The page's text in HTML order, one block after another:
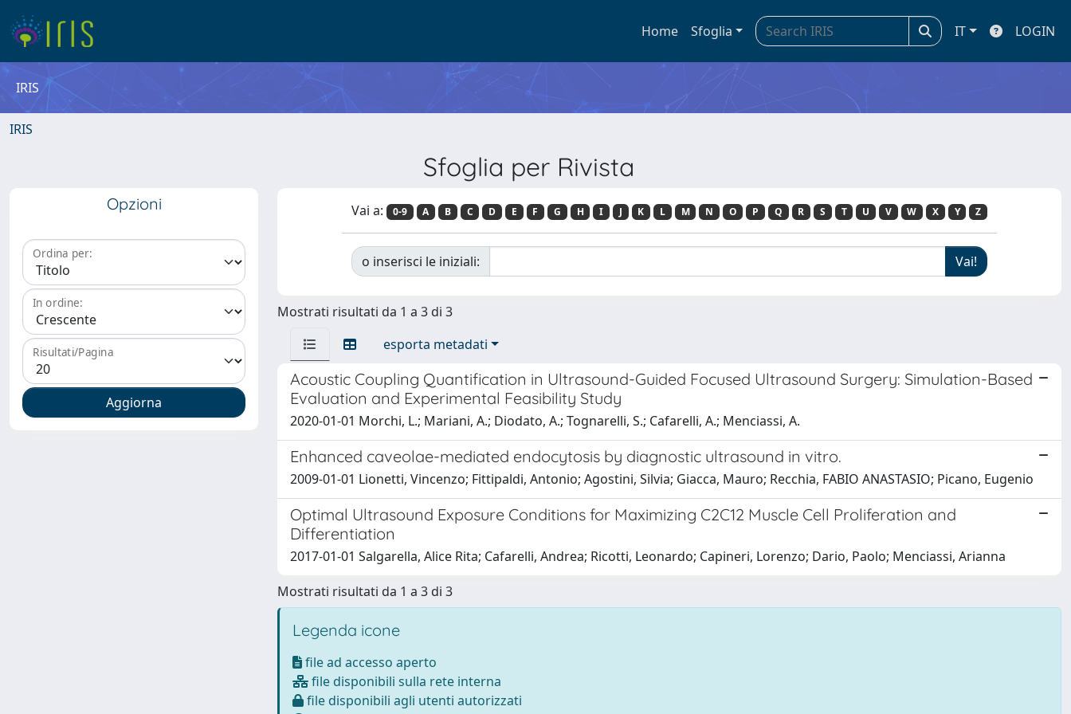
Home Sfoglia IT LOGIN
IRIS
IRIS
Sfoglia per Rivista
Opzioni
Ordina per:
In ordine:
Risultati/Pagina
Vai a: 0-9 A B C D E F G H I J K L M N O P Q R S T U V W X Y Z
o inserisci le iniziali:
Mostrati risultati da 1 a 3 di 3
esporta metadati
Acoustic Coupling Quantification in Ultrasound-Guided Focused Ultrasound Surgery: Simulation-Based
Evaluation and Experimental Feasibility Study
2020-01-01 Morchi, L.; Mariani, A.; Diodato, A.; Tognarelli, S.; Cafarelli, A.; Menciassi, A.
Enhanced caveolae-mediated endocytosis by diagnostic ultrasound in vitro.
2009-01-01 Lionetti, Vincenzo; Fittipaldi, Antonio; Agostini, Silvia; Giacca, Mauro; Recchia, FABIO ANASTASIO; Picano, Eugenio
Optimal Ultrasound Exposure Conditions for Maximizing C2C12 Muscle Cell Proliferation and
Differentiation
2017-01-01 Salgarella, Alice Rita; Cafarelli, Andrea; Ricotti, Leonardo; Capineri, Lorenzo; Dario, Paolo; Menciassi, Arianna
Mostrati risultati da 1 a 3 di 3
Legenda icone
file ad accesso aperto
file disponibili sulla rete interna
file disponibili agli utenti autorizzati